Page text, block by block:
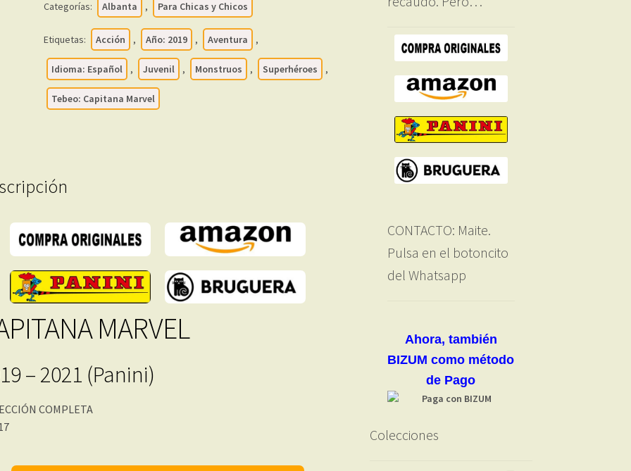
Colección
Completa
17
Cómics
En
Inmediata
Categorías: Albanta , Para Chicas y Chicos
Etiquetas: Acción , Año: 2019 , Aventura ,
Idioma: Español , Juvenil , Monstruos , Superhéroes ,
Tebeo: Capitana Marvel
MARVEL
– 2021 (Panini)
COMPLETA
CONTACTO: Maite.
Pulsa en el botoncito
del Whatsapp
Ahora, también
BIZUM como método
de Pago
Colecciones